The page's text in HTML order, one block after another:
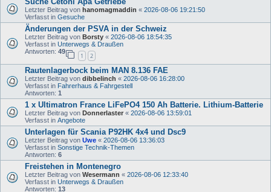
Letzter Beitrag von hanomagmaddin « 2026-08-06 19:21:50
Verfasst in Gesuche
Änderungen der PSVA in der Schweiz
Letzter Beitrag von Borsty « 2026-08-06 18:54:35
Verfasst in Unterwegs & Draußen
Antworten: 49
1 2
Rautenlagerbock beim MAN 8.136 FAE
Letzter Beitrag von dibbelinch « 2026-08-06 16:28:00
Verfasst in Fahrerhaus & Fahrgestell
Antworten: 1
1 x Ultimatron France LiFePO4 150 Ah Batterie. Lithium-Batterie
Letzter Beitrag von Donnerlaster « 2026-08-06 13:59:01
Verfasst in Angebote
Unterlagen für Scania P92HK 4x4 und Dsc9
Letzter Beitrag von Uwe « 2026-08-06 13:36:03
Verfasst in Sonstige Technik-Themen
Antworten: 6
Freistehen in Montenegro
Letzter Beitrag von Wesermann « 2026-08-06 12:33:40
Verfasst in Unterwegs & Draußen
Antworten: 13